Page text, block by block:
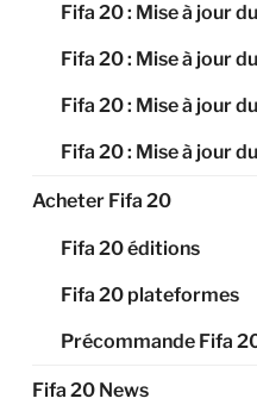
Fifa 20 : Mise à jour
Fifa 20 : Mise à jour
Fifa 20 : Mise à jour
Fifa 20 : Mise à jour
Acheter Fifa 20
Fifa 20 éditions
Fifa 20 plateformes
Précommande Fifa
Fifa 20 News